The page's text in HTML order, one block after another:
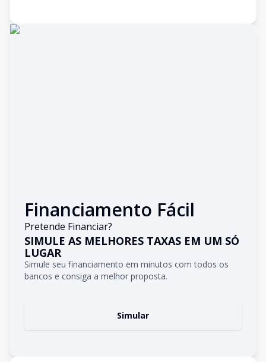
Financiamento Fácil
Pretende Financiar?
SIMULE AS MELHORES TAXAS EM UM SÓ
LUGAR
Simule seu financiamento em minutos com todos os
bancos e consiga a melhor proposta.
Simular